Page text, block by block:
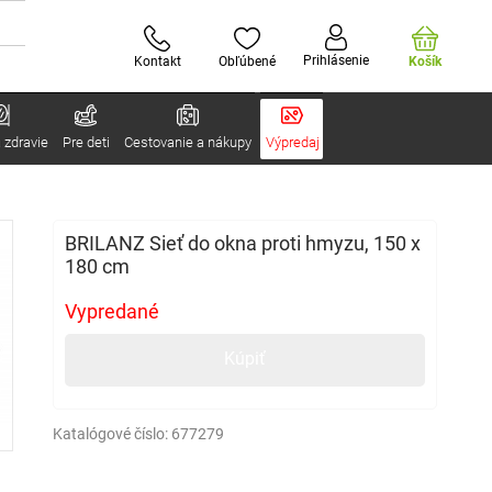
Kontakt Obľúbené Prihlásenie Košík
zdravie Pre deti Cestovanie a nákupy Výpredaj
BRILANZ Sieť do okna proti hmyzu, 150 x
180 cm
Vypredané
Katalógové číslo: 677279